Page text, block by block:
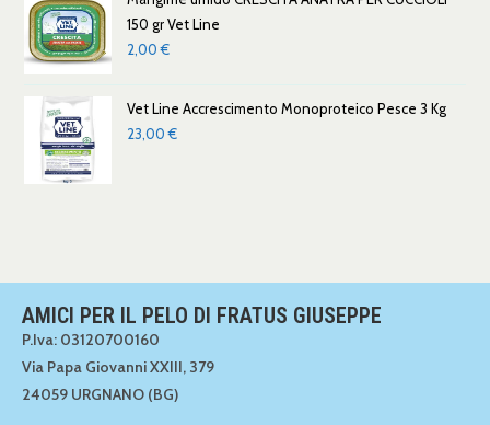
150 gr Vet Line
2,00€
Vet Line Accrescimento Monoproteico Pesce 3 Kg
23,00€
AMICI PER IL PELO DI FRATUS GIUSEPPE
P.Iva: 03120700160
Via Papa Giovanni XXIII, 379
24059 URGNANO (BG)